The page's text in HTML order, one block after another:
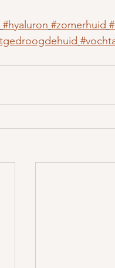
#hyaluron #zomerhuid